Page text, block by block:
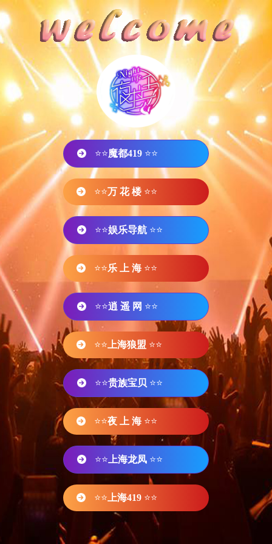
⭐⭐魔都419 ⭐⭐
⭐⭐万 花 楼 ⭐⭐
⭐⭐娱乐导航 ⭐⭐
⭐⭐乐 上 海 ⭐⭐
⭐⭐逍 遥 网 ⭐⭐
⭐⭐ 上海狼盟 ⭐⭐
⭐⭐贵族宝贝 ⭐⭐
⭐⭐夜 上 海 ⭐⭐
⭐⭐ 上海龙凤 ⭐⭐
⭐⭐ 上海419 ⭐⭐